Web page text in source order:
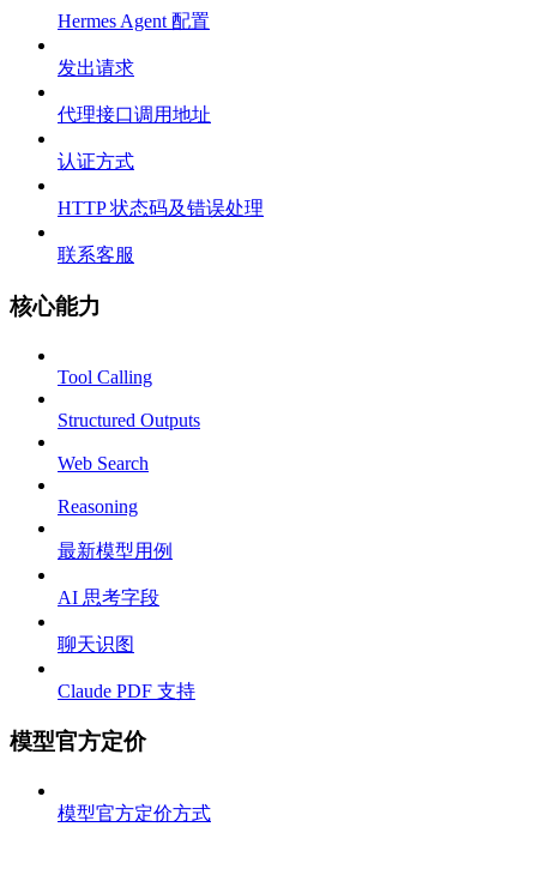
Hermes Agent 配置
发出请求
代理接口调用地址
认证方式
HTTP 状态码及错误处理
联系客服
核心能力
Tool Calling
Structured Outputs
Web Search
Reasoning
最新模型用例
AI 思考字段
聊天识图
Claude PDF 支持
模型官方定价
模型官方定价方式